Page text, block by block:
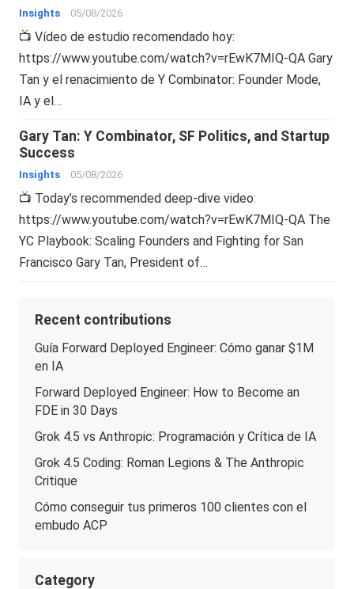
Insights 05/08/2026
📺 Vídeo de estudio recomendado hoy:
https://www.youtube.com/watch?v=rEwK7MIQ-QA Gary
Tan y el renacimiento de Y Combinator: Founder Mode,
IA y el…
Gary Tan: Y Combinator, SF Politics, and Startup
Success
Insights 05/08/2026
📺 Today’s recommended deep-dive video:
https://www.youtube.com/watch?v=rEwK7MIQ-QA The
YC Playbook: Scaling Founders and Fighting for San
Francisco Gary Tan, President of…
Recent contributions
Guía Forward Deployed Engineer: Cómo ganar $1M
en IA
Forward Deployed Engineer: How to Become an
FDE in 30 Days
Grok 4.5 vs Anthropic: Programación y Crítica de IA
Grok 4.5 Coding: Roman Legions & The Anthropic
Critique
Cómo conseguir tus primeros 100 clientes con el
embudo ACP
Category